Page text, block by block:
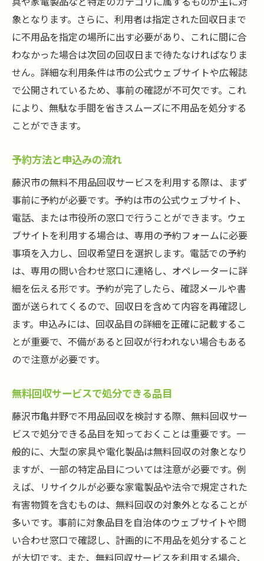
象となります。さらに、利用者は指定された回収日まで
に不用品を指定の場所に出す必要があり、これに間に合
わなかった場合は次回の回収日まで待たなければなりま
せん。詳細な利用条件は市の公式ウェブサイトや広報誌
で公開されているため、事前の確認が不可欠です。これ
により、無駄な手間を省きスムーズに不用品を処分する
ことができます。
予約方法と申込みの流れ
藤沢市の無料不用品回収サービスを利用する際は、まず
事前に予約が必要です。予約は市の公式ウェブサイト、
電話、または市役所の窓口で行うことができます。ウェ
ブサイトを利用する場合は、専用の予約フォームに必要
事項を入力し、回収希望日を選択します。電話での予約
は、専用の問い合わせ窓口に連絡し、オペレーターに詳
細を伝える形です。予約が完了したら、確認メールや書
面が送られてくるので、回収日を含めて内容を再確認し
ます。申込みには、回収品目の詳細を正確に記載するこ
とが重要で、不備があると回収が行われない場合もある
ので注意が必要です。
無料回収サービスで処分できる品目
藤沢市亀井野で不用品回収を検討する際、無料回収サー
ビスで処分できる品目を知っておくことは重要です。一
般的に、大型の家具や電化製品は無料回収の対象となり
ますが、一部の特定品目については注意が必要です。例
えば、リサイクルが必要な家電製品や法令で規定された
有害物質を含むものは、無料回収の対象外となることが
多いです。事前に対象品目を自治体のウェブサイトや問
い合わせ窓口で確認し、計画的に不用品を処分すること
が大切です。また、無料回収サービスを利用する場合、